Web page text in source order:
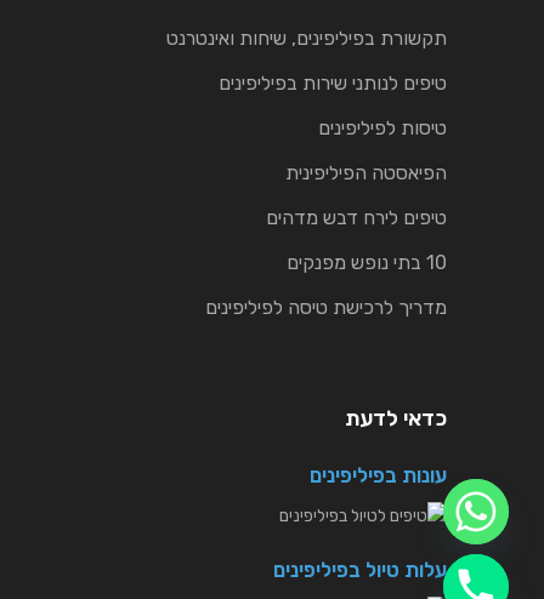
תקשורת בפיליפינים, שיחות ואינטרנט
טיפים לנותני שירות בפיליפינים
טיסות לפיליפינים
הפיאסטה הפיליפינית
טיפים לירח דבש מדהים
10 בתי נופש מפנקים
מדריך לרכישת טיסה לפיליפינים
כדאי לדעת
עונות בפיליפינים
עלות טיול בפיליפינים